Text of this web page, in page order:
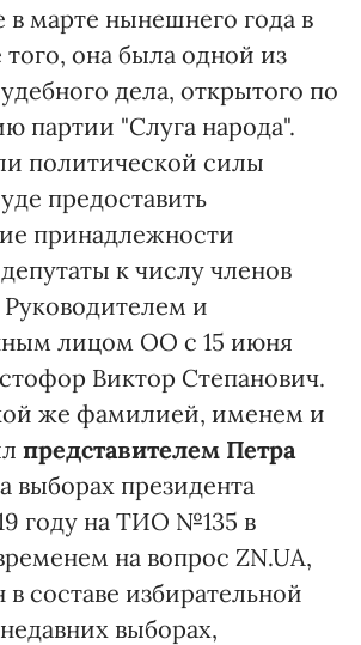
в марте нынешнего года в
она была одной из
дела, открытого по
партии "Слуга народа".
политической силы
предоставить
принадлежности
к числу членов
и
лицом ОО с 15 июня
Виктор Степанович.
же фамилией, именем и
представителем Петра
выборах президента
году на ТИО №135 в
на вопрос ZN.UA,
в составе избирательной
выборах,